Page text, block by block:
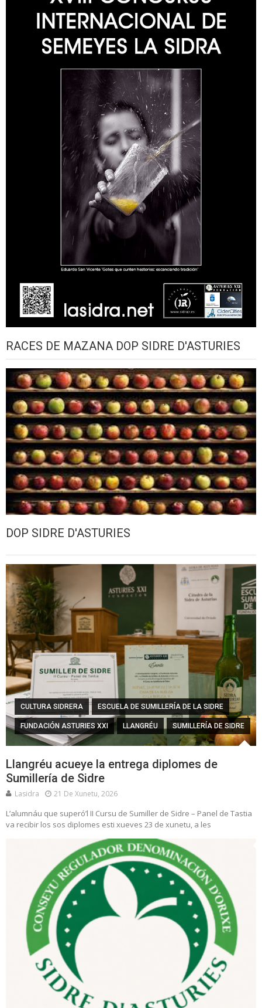
RACES DE MAZANA DOP SIDRE D'ASTURIES
DOP SIDRE D'ASTURIES
CULTURA SIDRERA ESCUELA DE SUMILLERÍA DE LA SIDRE
FUNDACIÓN ASTURIES XXI LLANGRÉU SUMILLERÍA DE SIDRE
Llangréu acueye la entrega diplomes de
Sumillería de Sidre
Lasidra 21 De Xunetu, 2026
L’alumnáu que superó’l II Cursu de Sumiller de Sidre – Panel de Tastia
va recibir los sos diplomes esti xueves 23 de xunetu, a les